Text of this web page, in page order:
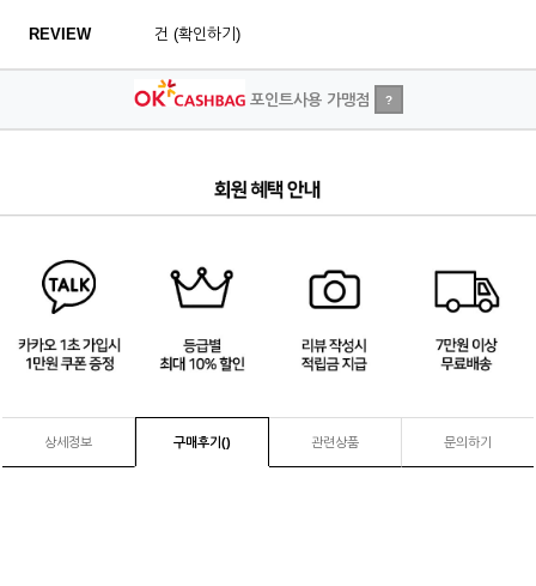
REVIEW 건 (확인하기)
포인트사용 가맹점 ?
상세정보 구매후기() 관련상품 문의하기